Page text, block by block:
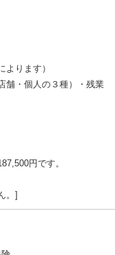
ります）
舗・個人の３種）・残業
円です。